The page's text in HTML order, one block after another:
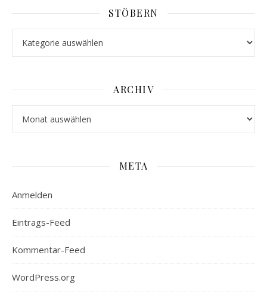
STÖBERN
ARCHIV
META
Anmelden
Eintrags-Feed
Kommentar-Feed
WordPress.org